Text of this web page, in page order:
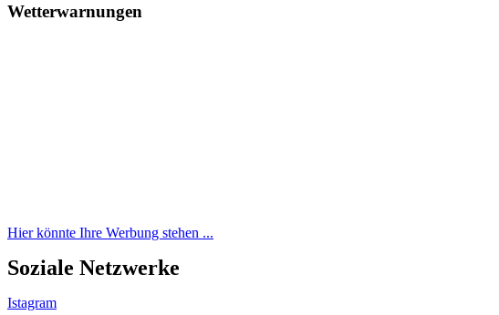
Wetterwarnungen
Hier könnte Ihre Werbung stehen ...
Soziale Netzwerke
Istagram